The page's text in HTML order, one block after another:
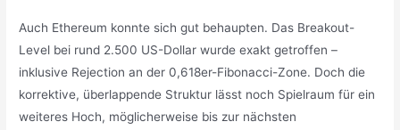
Auch Ethereum konnte sich gut behaupten. Das Breakout-
Level bei rund 2.500 US-Dollar wurde exakt getroffen –
inklusive Rejection an der 0,618er-Fibonacci-Zone. Doch die
korrektive, überlappende Struktur lässt noch Spielraum für ein
weiteres Hoch, möglicherweise bis zur nächsten